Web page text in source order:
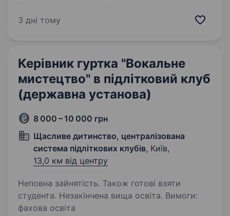
Наші заняття проходять у сучасному ігровому
3 дні тому
Керівник гуртка "Вокальне
мистецтво" в підлітковий клуб
(державна установа)
8 000 – 10 000 грн
Щасливе дитинство, централізована
система підліткових клубів, Київ,
13,0 км від центру
Неповна зайнятість. Також готові взяти
студента. Незакінчена вища освіта. Вимоги:
фахова освіта